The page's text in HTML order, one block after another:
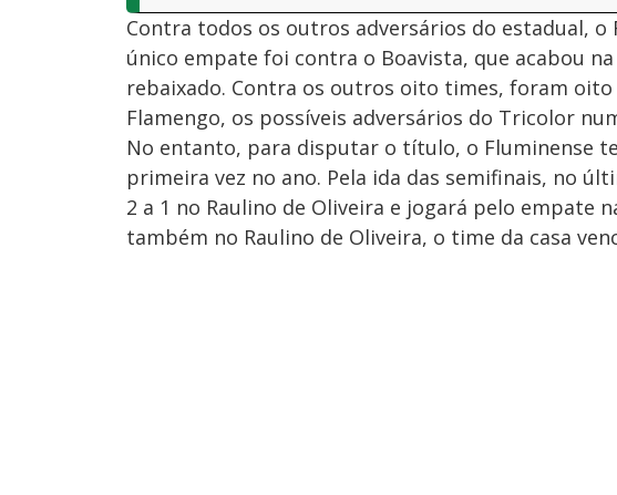
Contra todos os outros adversários do estadual, o
único empate foi contra o Boavista, que acabou
rebaixado. Contra os outros oito times, foram
Flamengo, os possíveis adversários do Tricolor
No entanto, para disputar o título, o Fluminense
primeira vez no ano. Pela ida das semifinais, no
2 a 1 no Raulino de Oliveira e jogará pelo empate
também no Raulino de Oliveira, o time da casa